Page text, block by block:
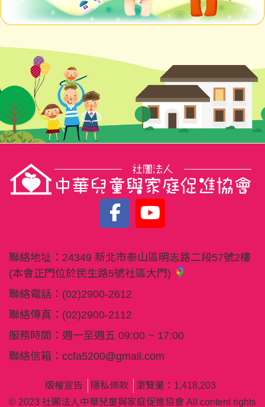
聯絡地址： 24349 新北市泰山區明志路二段57號2樓
(本會正門位於民生路5號社區大門)
聯絡電話： (02)2900-2612
聯絡傳真： (02)2900-2112
服務時間：週一至週五 09:00 ~ 17:00
聯絡信箱： ccfa5200@gmail.com
版權宣告 隱私條款
瀏覽量：1,418,203
© 2023 社團法人中華兒童與家庭促進協會 All content rights